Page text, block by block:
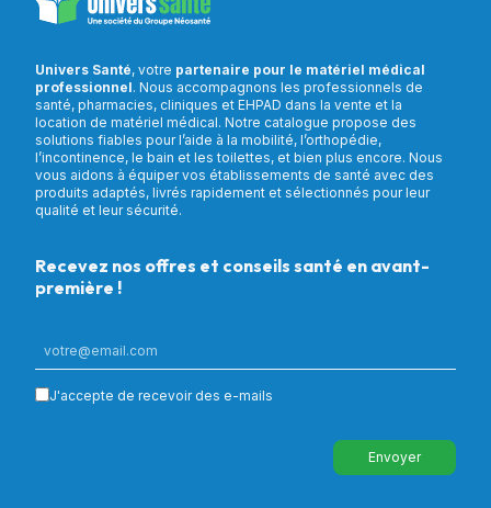
Univers Santé, votre partenaire pour le matériel médical
professionnel. Nous accompagnons les professionnels de
santé, pharmacies, cliniques et EHPAD dans la vente et la
location de matériel médical. Notre catalogue propose des
solutions fiables pour l’aide à la mobilité, l’orthopédie,
l’incontinence, le bain et les toilettes, et bien plus encore. Nous
vous aidons à équiper vos établissements de santé avec des
produits adaptés, livrés rapidement et sélectionnés pour leur
qualité et leur sécurité.
Recevez nos offres et conseils santé en avant-
première !
J'accepte de recevoir des e-mails
Envoyer